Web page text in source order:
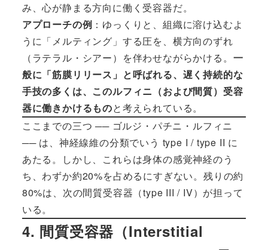
み、心が静まる方向に働く受容器だ。
アプローチの例 ：ゆっくりと、組織に溶け込むよ
うに「メルティング」する圧を、横方向のずれ
（ラテラル・シアー）を伴わせながらかける。 一
般に「筋膜リリース」と呼ばれる、遅く持続的な
手技の多くは、このルフィニ（および間質）受容
器に働きかけるものと考えられている。
ここまでの三つ ── ゴルジ・パチニ・ルフィニ
── は、神経線維の分類でいう type I / type II に
あたる。しかし、これらは身体の感覚神経のう
ち、わずか約20%を占めるにすぎない。残りの約
80%は、次の間質受容器（type III / IV）が担って
いる。
4. 間質受容器（Interstitial